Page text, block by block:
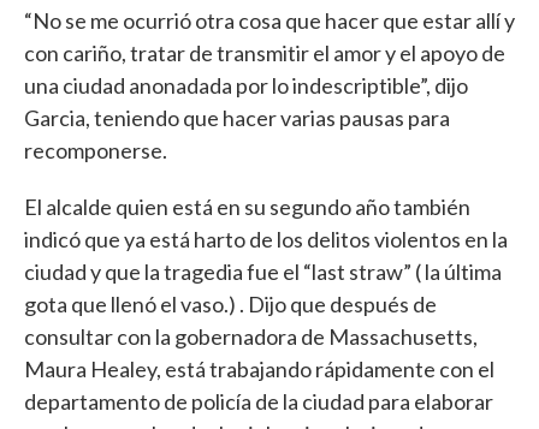
“No se me ocurrió otra cosa que hacer que estar allí y
con cariño, tratar de transmitir el amor y el apoyo de
una ciudad anonadada por lo indescriptible”, dijo
Garcia, teniendo que hacer varias pausas para
recomponerse.
El alcalde quien está en su segundo año también
indicó que ya está harto de los delitos violentos en la
ciudad y que la tragedia fue el “last straw” ( la última
gota que llenó el vaso.) . Dijo que después de
consultar con la gobernadora de Massachusetts,
Maura Healey, está trabajando rápidamente con el
departamento de policía de la ciudad para elaborar